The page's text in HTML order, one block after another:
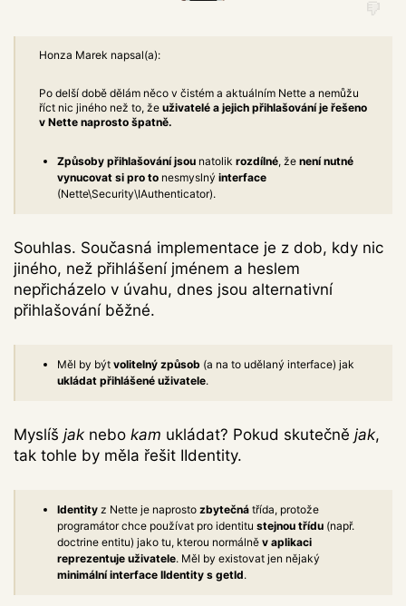
Honza Marek napsal(a):
Po delší době dělám něco v čistém a aktuálním Nette a nemůžu
říct nic jiného než to, že uživatelé a jejich přihlašování je řešeno
v Nette naprosto špatně.
Způsoby přihlašování jsou natolik rozdílné, že není nutné
vynucovat si pro to nesmyslný interface
(Nette\Security\IAuthenticator).
Souhlas. Současná implementace je z dob, kdy nic
jiného, než přihlášení jménem a heslem
nepřicházelo v úvahu, dnes jsou alternativní
přihlašování běžné.
Měl by být volitelný způsob (a na to udělaný interface) jak
ukládat přihlášené uživatele.
Myslíš jak nebo kam ukládat? Pokud skutečně jak,
tak tohle by měla řešit IIdentity.
Identity z Nette je naprosto zbytečná třída, protože
programátor chce používat pro identitu stejnou třídu (např.
doctrine entitu) jako tu, kterou normálně v aplikaci
reprezentuje uživatele. Měl by existovat jen nějaký
minimální interface IIdentity s getId.